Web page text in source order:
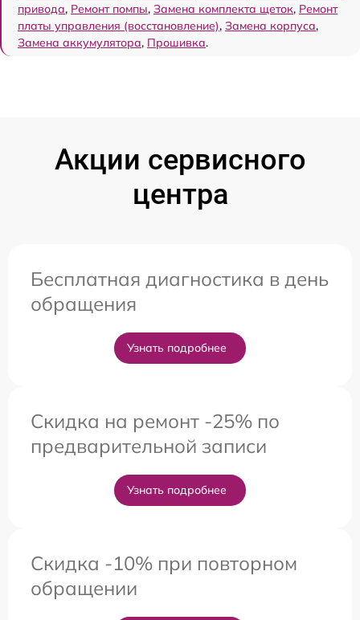
привода, Ремонт помпы, Замена комплекта щеток, Ремонт
платы управления (восстановление), Замена корпуса,
Замена аккумулятора, Прошивка.
Акции сервисного
центра
Бесплатная диагностика в день
обращения
Узнать подробнее
Скидка на ремонт -25% по
предварительной записи
Узнать подробнее
Скидка -10% при повторном
обращении